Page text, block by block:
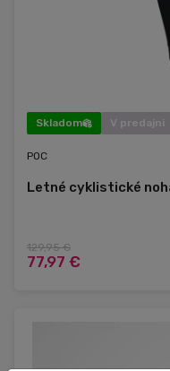
Skladom V predajni
POC
Letné cyklistické
129,95 €
77,97 €